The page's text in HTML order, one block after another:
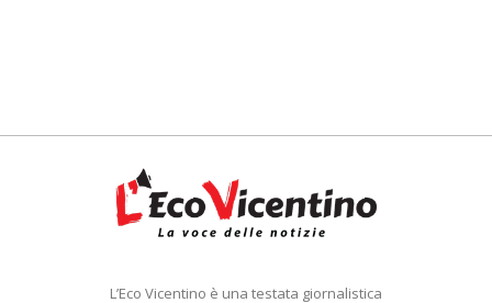
L’Eco Vicentino è una testata giornalistica